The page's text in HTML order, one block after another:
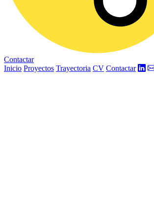
Contactar
Inicio Proyectos Trayectoria CV Contactar